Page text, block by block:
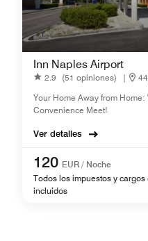
Inn Naples Airport
2.9 (51 opiniones) |
Your Home Away from
Convenience Meet!
Ver detalles
120 EUR / Noche
Todos los impuestos y cargos
incluidos